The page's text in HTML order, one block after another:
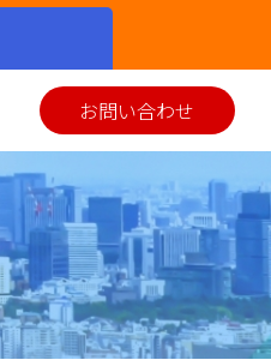
お問い合わせ